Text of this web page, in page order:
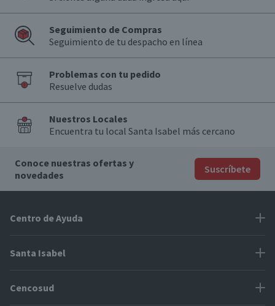
Seguimiento de Compras
Seguimiento de tu despacho en línea
Problemas con tu pedido
Resuelve dudas
Nuestros Locales
Encuentra tu local Santa Isabel más cercano
Conoce nuestras ofertas y
novedades
Suscríbete
Centro de Ayuda
Problemas con tu pedido
Cómo modificar mis datos
Santa Isabel
Proveedores
Cencosud